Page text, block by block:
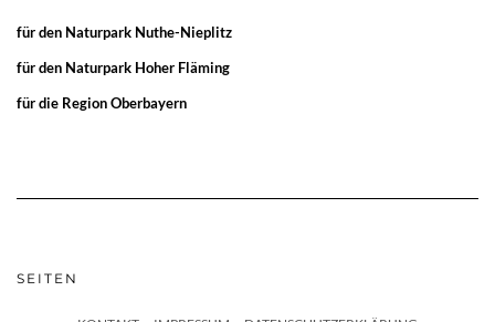
für den Naturpark Nuthe-Nieplitz
für den Naturpark Hoher Fläming
für die Region Oberbayern
SEITEN